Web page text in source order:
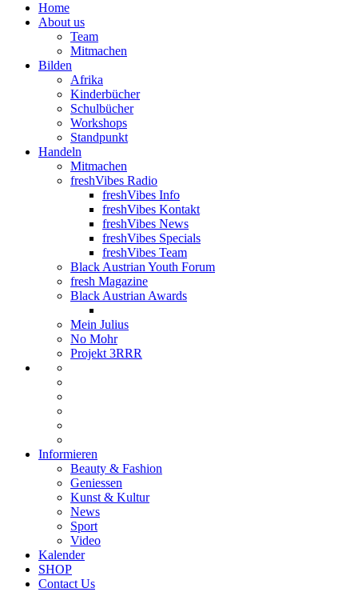
Home
About us
Team
Mitmachen
Bilden
Afrika
Kinderbücher
Schulbücher
Workshops
Standpunkt
Handeln
Mitmachen
freshVibes Radio
freshVibes Info
freshVibes Kontakt
freshVibes News
freshVibes Specials
freshVibes Team
Black Austrian Youth Forum
fresh Magazine
Black Austrian Awards
Mein Julius
No Mohr
Projekt 3RRR
Informieren
Beauty & Fashion
Geniessen
Kunst & Kultur
News
Sport
Video
Kalender
SHOP
Contact Us